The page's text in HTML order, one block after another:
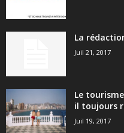
La
Juil 21, 2017
Le
il toujours
Juil 19, 2017